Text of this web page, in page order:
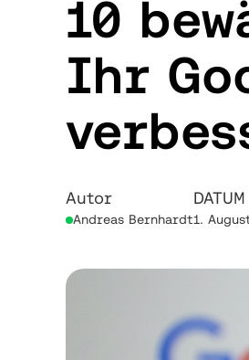
10
Ihr
Autor
Andreas Bernhardt
DATUM
1.